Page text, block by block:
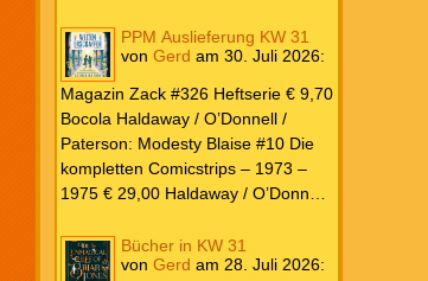
PPM Auslieferung KW 31
von Gerd am 30. Juli 2026:
Magazin Zack #326 Heftserie € 9,70
Bocola Haldaway / O’Donnell /
Paterson: Modesty Blaise #10 Die
kompletten Comicstrips – 1973 –
1975 € 29,00 Haldaway / O’Donnell
kompletten Comicstrips – 1972 –
1973 € 29,00 Knesebeck Hendrix,
Bücher in KW 31
von Gerd am 28. Juli 2026: